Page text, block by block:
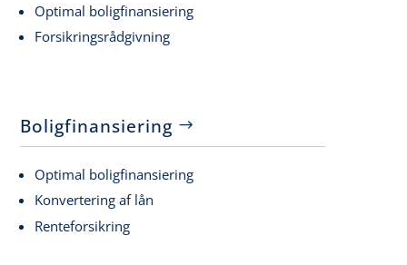
Optimal boligfinansiering
Forsikringsrådgivning
Boligfinansiering
Optimal boligfinansiering
Konvertering af lån
Renteforsikring